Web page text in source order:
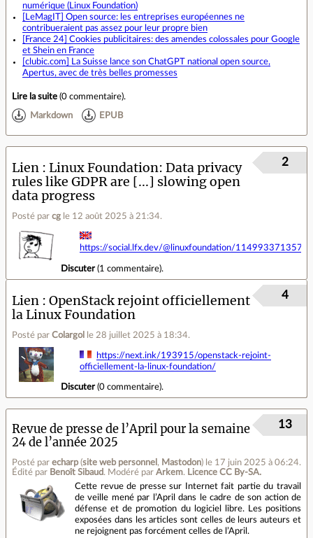
numérique (Linux Foundation)
[LeMagIT] Open source: les entreprises européennes ne
contribueraient pas assez pour leur propre bien
[France 24] Cookies publicitaires: des amendes colossales pour Google
et Shein en France
[clubic.com] La Suisse lance son ChatGPT national open source,
Apertus, avec de très belles promesses
Lire la suite (0 commentaire).
Markdown EPUB
Lien
Linux Foundation: Data privacy
rules like GDPR are [...] slowing open
data progress
Posté par cg le 12 août 2025 à 21:34.
2
https://social.lfx.dev/@linuxfoundation/
Discuter(1 commentaire).
Lien
OpenStack rejoint officiellement
la Linux Foundation
Posté par Colargol le 28 juillet 2025 à 18:34.
4
https://next.ink/193915/openstack-rejoint-
officiellement-la-linux-foundation/
Discuter(0 commentaire).
Revue de presse de l’April pour la semaine
24 de l’année 2025
Posté par echarp(site web personnel , Mastodon) le 17 juin 2025 à 06:24.
Édité par Benoît Sibaud. Modéré par Arkem. Licence CC By‑SA.
13
Cette revue de presse sur Internet fait partie du travail
de veille mené par l’April dans le cadre de son action de
défense et de promotion du logiciel libre. Les positions
exposées dans les articles sont celles de leurs auteurs et
ne rejoignent pas forcément celles de l’April.